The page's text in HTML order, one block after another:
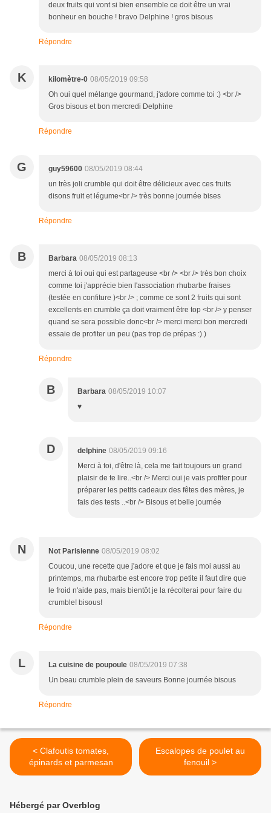
deux fruits qui vont si bien ensemble ce doit être un vrai
bonheur en bouche ! bravo Delphine ! gros bisous
Répondre
K kilomètre-0 08/05/2019 09:58
Oh oui quel mélange gourmand, j'adore comme toi :) <br />
Gros bisous et bon mercredi Delphine
Répondre
G guy59600 08/05/2019 08:44
un très joli crumble qui doit être délicieux avec ces fruits
disons fruit et légume<br /> très bonne journée bises
Répondre
B Barbara 08/05/2019 08:13
merci à toi oui qui est partageuse <br /> <br /> très bon choix
comme toi j'apprécie bien l'association rhubarbe fraises
(testée en confiture )<br /> ; comme ce sont 2 fruits qui sont
excellents en crumble ça doit vraiment être top <br /> y penser
quand se sera possible donc<br /> merci merci bon mercredi
essaie de profiter un peu (pas trop de prépas :) )
Répondre
B Barbara 08/05/2019 10:07
♥
D delphine 08/05/2019 09:16
Merci à toi, d'être là, cela me fait toujours un grand
plaisir de te lire..<br /> Merci oui je vais profiter pour
préparer les petits cadeaux des fêtes des mères, je
fais des tests ..<br /> Bisous et belle journée
N Not Parisienne 08/05/2019 08:02
Coucou, une recette que j'adore et que je fais moi aussi au
printemps, ma rhubarbe est encore trop petite il faut dire que
le froid n'aide pas, mais bientôt je la récolterai pour faire du
crumble! bisous!
Répondre
L La cuisine de poupoule 08/05/2019 07:38
Un beau crumble plein de saveurs Bonne journée bisous
Répondre
< Clafoutis tomates,
épinards et parmesan
Escalopes de poulet au
fenouil >
Hébergé par Overblog